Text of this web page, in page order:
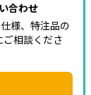
合わせ
様、特注品の
ご相談くださ